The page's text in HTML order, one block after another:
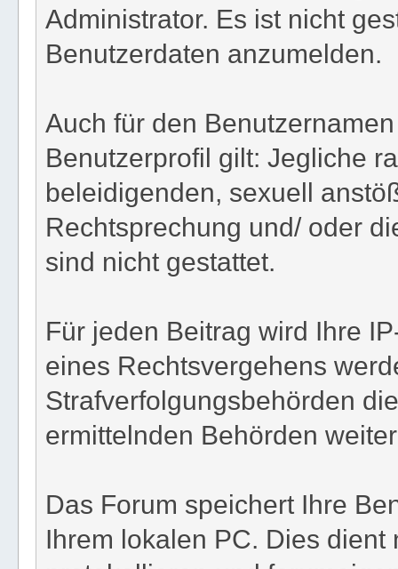
Administrator. Es ist nicht
Benutzerdaten anzumelden.
Auch für den
Benutzerprofil gilt: Jegliche
beleidigenden, sexuell
Rechtsprechung und/ oder
sind nicht gestattet.
Für jeden Beitrag wird Ihre
eines Rechtsvergehens
Strafverfolgungsbehörden
ermittelnden Behörden
Das Forum speichert Ihre
Ihrem lokalen PC. Dies